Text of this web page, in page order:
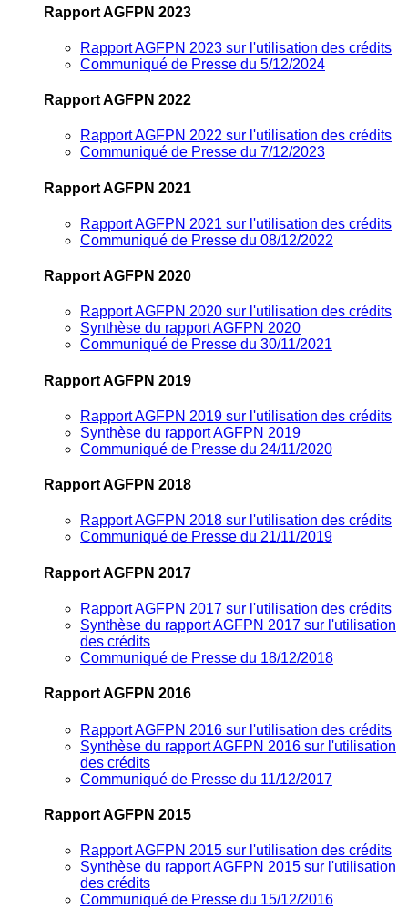
Rapport AGFPN 2023
Rapport AGFPN 2023 sur l'utilisation des crédits
Communiqué de Presse du 5/12/2024
Rapport AGFPN 2022
Rapport AGFPN 2022 sur l'utilisation des crédits
Communiqué de Presse du 7/12/2023
Rapport AGFPN 2021
Rapport AGFPN 2021 sur l'utilisation des crédits
Communiqué de Presse du 08/12/2022
Rapport AGFPN 2020
Rapport AGFPN 2020 sur l'utilisation des crédits
Synthèse du rapport AGFPN 2020
Communiqué de Presse du 30/11/2021
Rapport AGFPN 2019
Rapport AGFPN 2019 sur l'utilisation des crédits
Synthèse du rapport AGFPN 2019
Communiqué de Presse du 24/11/2020
Rapport AGFPN 2018
Rapport AGFPN 2018 sur l'utilisation des crédits
Communiqué de Presse du 21/11/2019
Rapport AGFPN 2017
Rapport AGFPN 2017 sur l'utilisation des crédits
Synthèse du rapport AGFPN 2017 sur l'utilisation
des crédits
Communiqué de Presse du 18/12/2018
Rapport AGFPN 2016
Rapport AGFPN 2016 sur l'utilisation des crédits
Synthèse du rapport AGFPN 2016 sur l'utilisation
des crédits
Communiqué de Presse du 11/12/2017
Rapport AGFPN 2015
Rapport AGFPN 2015 sur l'utilisation des crédits
Synthèse du rapport AGFPN 2015 sur l'utilisation
des crédits
Communiqué de Presse du 15/12/2016